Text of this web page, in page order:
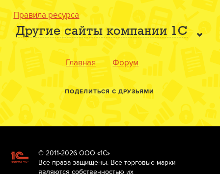
Правила ресурса
Другие сайты компании 1С
Главная Форум
ПОДЕЛИТЬСЯ С ДРУЗЬЯМИ
© 2011-2026 ООО «1С»
Все права защищены. Все торговые марки
являются собственностью их